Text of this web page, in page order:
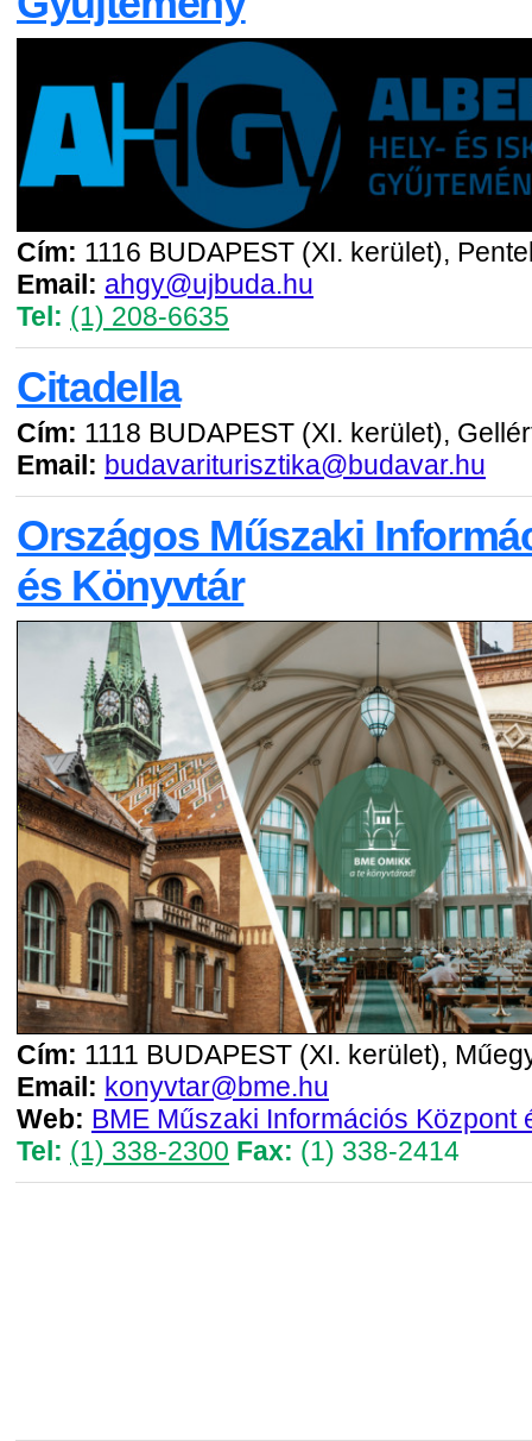
Cím: 1116 BUDAPEST (XI. kerület),
Email: ahgy@ujbuda.hu
Tel: (1) 208-6635
Citadella
Cím: 1118 BUDAPEST (XI. kerület),
Email: budavariturisztika@budavar.hu
Országos Műszaki
és Könyvtár
Cím: 1111 BUDAPEST (XI. kerület),
Email: konyvtar@bme.hu
Web: BME Műszaki Információs Központ
Tel: (1) 338-2300 Fax: (1) 338-2414